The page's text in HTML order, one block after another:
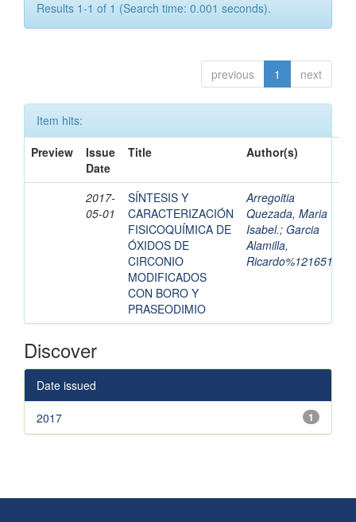
Results 1-1 of 1 (Search time: 0.001 seconds).
previous 1 next
Item hits:
Preview
Issue
Date
Title Author(s)
2017-
05-01
SÍNTESIS Y
CARACTERIZACIÓN
FISICOQUÍMICA DE
ÓXIDOS DE
CIRCONIO
MODIFICADOS
CON BORO Y
PRASEODIMIO
Arregoitia
Quezada, Maria
Isabel.; Garcia
Alamilla,
Ricardo%121651
Discover
Date issued
1
2017